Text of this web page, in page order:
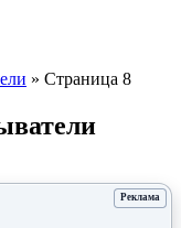
» Страница 8